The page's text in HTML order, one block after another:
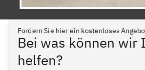
Fordern Sie hier ein kostenloses
Bei was können wir
helfen?